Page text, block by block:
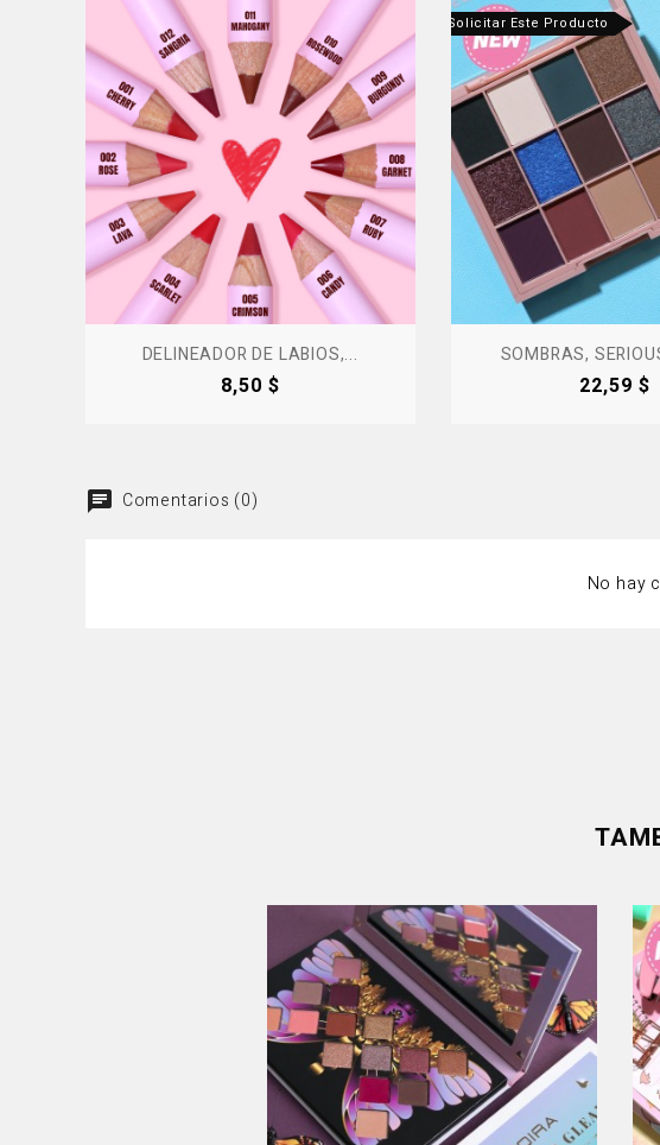
DELINEADOR DE LABIOS,...
Precio
8,50 $
Producto Fuera De Stock - Contáctanos Para Solicitar Este Producto
SOMBRAS,
Precio
22,59 $
Comentarios (0)
No hay